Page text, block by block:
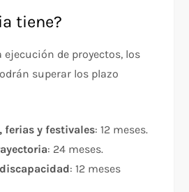
tiene?
de proyectos, los
superar los plazo
ferias y festivales: 12 meses.
: 24 meses.
: 12 meses